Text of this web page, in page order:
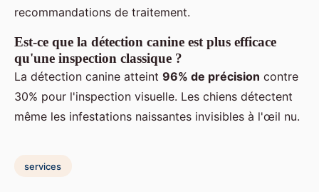
recommandations de traitement.
Est-ce que la détection canine est plus efficace
qu'une inspection classique ?
La détection canine atteint 96% de précision contre
30% pour l'inspection visuelle. Les chiens détectent
même les infestations naissantes invisibles à l'œil nu.
services